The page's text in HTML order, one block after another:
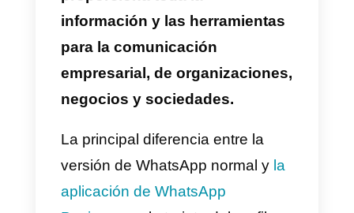
selecciona la opción con el
número del negocio
5) Si el número de teléfono que
se muestra no es el que quieres
utilizar, selecciona USA OTRO
NÚMERO y continúa el proceso